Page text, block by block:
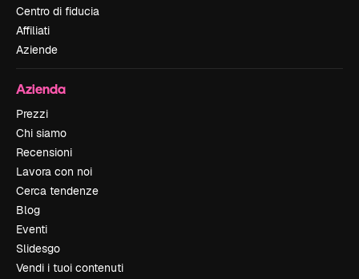
Centro di fiducia
Affiliati
Aziende
Azienda
Prezzi
Chi siamo
Recensioni
Lavora con noi
Cerca tendenze
Blog
Eventi
Slidesgo
Vendi i tuoi contenuti